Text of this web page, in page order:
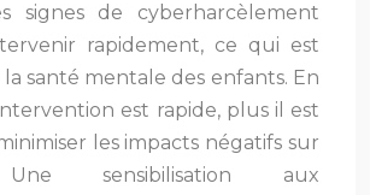
signes de cyberharcèlement
rapidement, ce qui est
santé mentale des enfants. En
est rapide, plus il est
les impacts négatifs sur
Une sensibilisation aux